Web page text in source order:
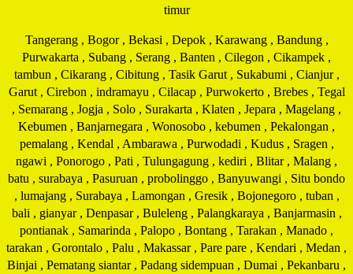
timur
Tangerang , Bogor , Bekasi , Depok , Karawang , Bandung ,
Purwakarta , Subang , Serang , Banten , Cilegon , Cikampek ,
tambun , Cikarang , Cibitung , Tasik Garut , Sukabumi , Cianjur ,
Garut , Cirebon , indramayu , Cilacap , Purwokerto , Brebes , Tegal
, Semarang , Jogja , Solo , Surakarta , Klaten , Jepara , Magelang ,
Kebumen , Banjarnegara , Wonosobo , kebumen , Pekalongan ,
pemalang , Kendal , Ambarawa , Purwodadi , Kudus , Sragen ,
ngawi , Ponorogo , Pati , Tulungagung , kediri , Blitar , Malang ,
batu , surabaya , Pasuruan , probolinggo , Banyuwangi , Situ bondo
, lumajang , Surabaya , Lamongan , Gresik , Bojonegoro , tuban ,
bali , gianyar , Denpasar , Buleleng , Palangkaraya , Banjarmasin ,
pontianak , Samarinda , Palopo , Bontang , Tarakan , Manado ,
tarakan , Gorontalo , Palu , Makassar , Pare pare , Kendari , Medan ,
Binjai , Pematang siantar , Padang sidempuan , Dumai , Pekanbaru ,